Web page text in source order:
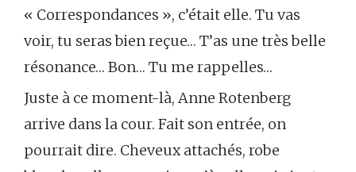
« Correspondances », c’était elle. Tu vas
voir, tu seras bien reçue… T’as une très belle
résonance… Bon… Tu me rappelles…
Juste à ce moment-là, Anne Rotenberg
arrive dans la cour. Fait son entrée, on
pourrait dire. Cheveux attachés, robe